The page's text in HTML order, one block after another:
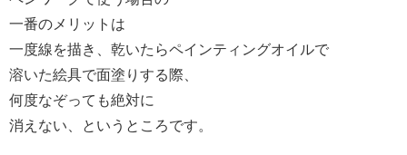
一番のメリットは
一度線を描き、乾いたらペインティングオイルで
溶いた絵具で面塗りする際、
何度なぞっても絶対に
消えない、というところです。